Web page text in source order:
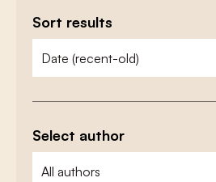
Sort results
zoeken - sorteer
sort content
Select author
zoeken - auteurs
select content